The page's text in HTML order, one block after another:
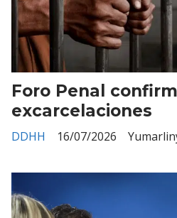
Foro Penal
excarcelaciones
DDHH 16/07/2026